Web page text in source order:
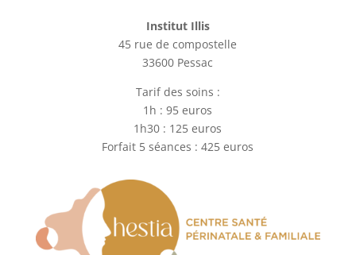
Institut Illis
45 rue de compostelle
33600 Pessac
Tarif des soins :
1h : 95 euros
1h30 : 125 euros
Forfait 5 séances : 425 euros